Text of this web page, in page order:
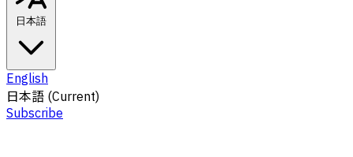
日本語
English
日本語 (Current)
Subscribe